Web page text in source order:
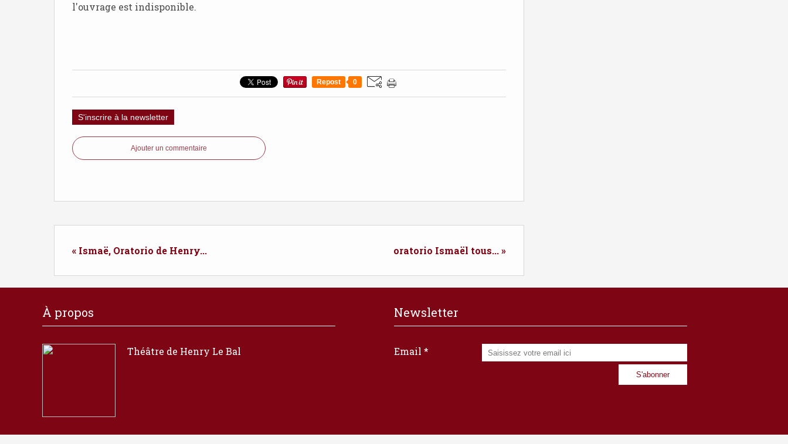
l'ouvrage est indisponible.
Repost 0
S'inscrire à la newsletter
Ajouter un commentaire
« Ismaë, Oratorio de Henry... oratorio Ismaël tous... »
À propos
Théâtre de Henry Le Bal
Newsletter
Email